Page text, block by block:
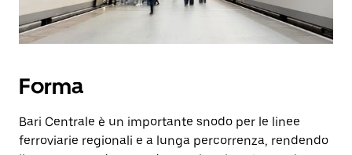
Forma
Bari Centrale è un importante snodo per le linee
ferroviarie regionali e a lunga percorrenza, rendendo